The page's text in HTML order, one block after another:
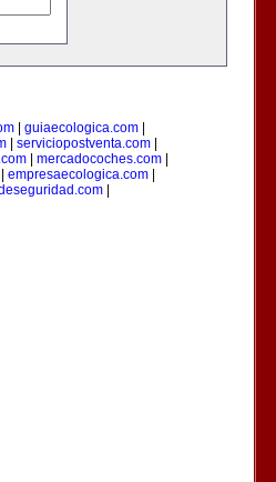
guiaecologica.com
| serviciopostventa.com|
mercadocoches.com
empresaecologica.com|
|